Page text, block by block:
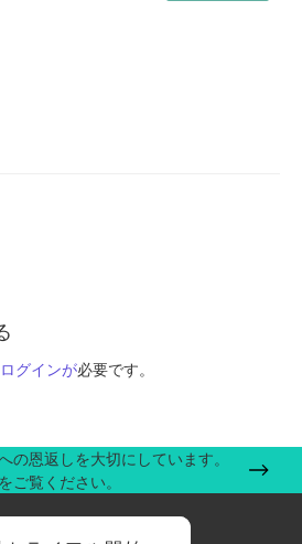
ログインが必要です。
の恩返しを大切にしています。
ご覧ください。